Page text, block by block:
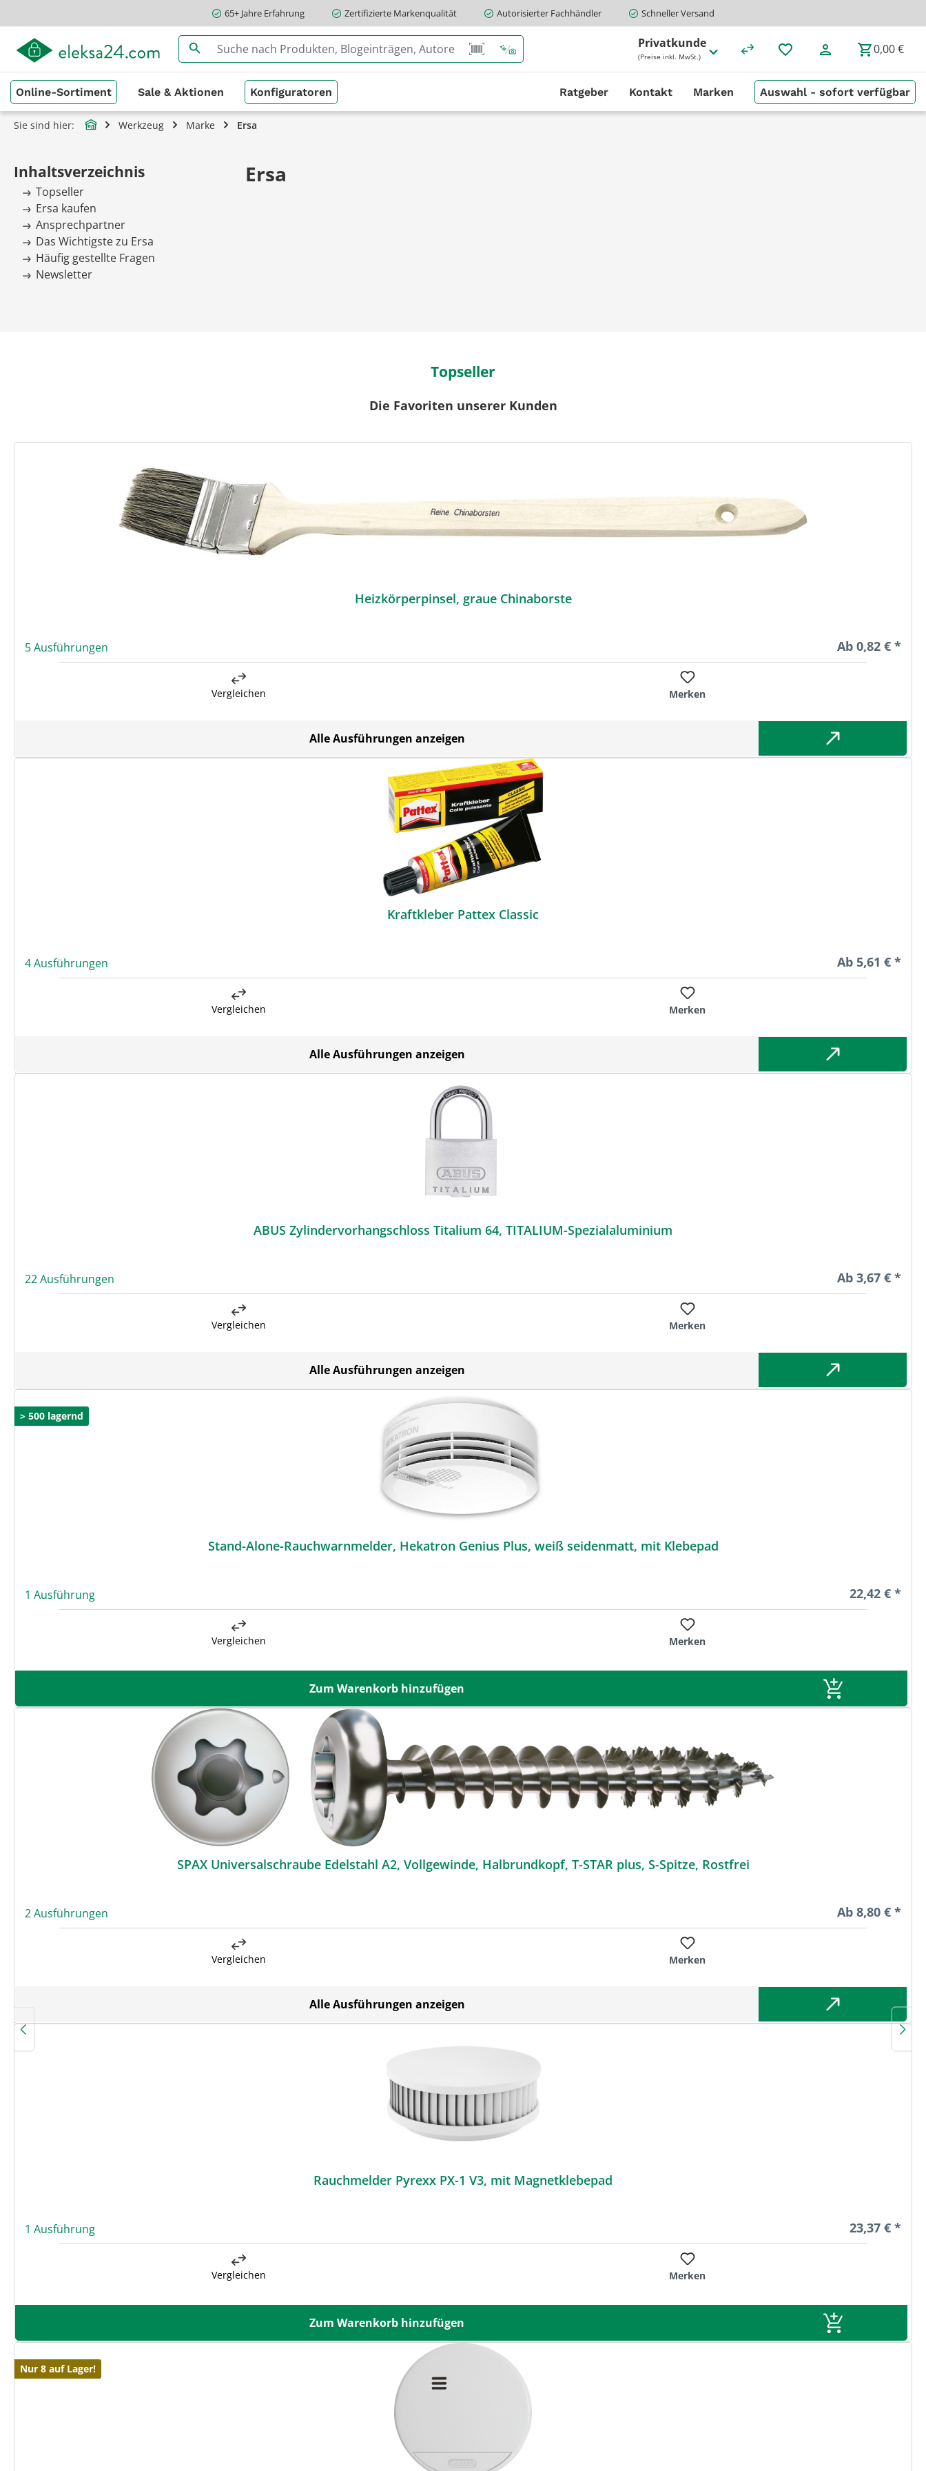
Zur Hauptnavigation springen65+ Jahre Erfahrung Zertifizierte Markenqualität Autorisierter Fachhändler Schneller Versand
Privatkunde
(Preise inkl. MwSt.) 0,00 €
Online-Sortiment Sale & Aktionen Konfiguratoren Ratgeber Kontakt Marken Auswahl - sofort verfügbar
Sie sind hier: Werkzeug Marke Ersa
Inhaltsverzeichnis
Topseller
Ersa kaufen
Ansprechpartner
Das Wichtigste zu Ersa
Häufig gestellte Fragen
Newsletter
Ersa
Topseller
Die Favoriten unserer Kunden
Heizkörperpinsel, graue Chinaborste
5 Ausführungen Regulärer
Ab 0,82 € *
Vergleichen Merken
Alle Ausführungen anzeigen
Kraftkleber Pattex Classic
4 Ausführungen Regulärer
Ab 5,61 € *
Vergleichen Merken
Alle Ausführungen anzeigen
ABUS Zylindervorhangschloss Titalium 64, TITALIUM-Spezialaluminium
22 Ausführungen Regulärer
Ab 3,67 € *
Vergleichen Merken
Alle Ausführungen anzeigen
> 500 lagernd
Stand-Alone-Rauchwarnmelder, Hekatron Genius Plus, weiß seidenmatt, mit Klebepad
1 Ausführung Regulärer
22,42 € *
Vergleichen Merken
Zum Warenkorb hinzufügen
SPAX Universalschraube Edelstahl A2, Vollgewinde, Halbrundkopf, T-STAR plus, S-Spitze, Rostfrei
2 Ausführungen Regulärer
Ab 8,80 € *
Vergleichen Merken
Alle Ausführungen anzeigen
Rauchmelder Pyrexx PX-1 V3, mit Magnetklebepad
1 Ausführung Regulärer
23,37 € *
Vergleichen Merken
Zum Warenkorb hinzufügen
Nur 8 auf Lager!